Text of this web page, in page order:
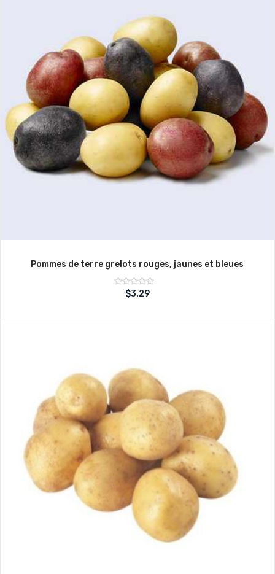
Pommes de terre grelots rouges, jaunes et bleues
Note
sur
$3.29